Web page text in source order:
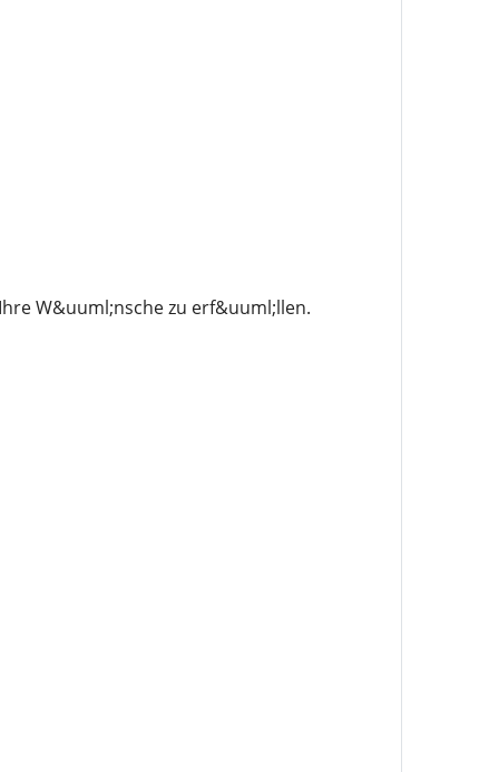
W&uuml;nsche zu erf&uuml;llen.